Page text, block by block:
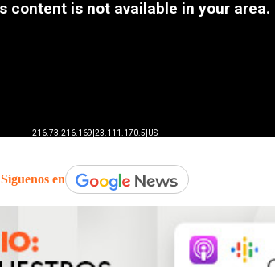
Síguenos en